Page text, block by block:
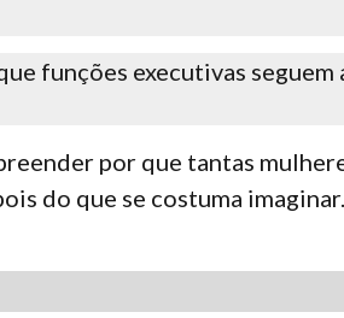
funções executivas seguem
por que tantas
do que se costuma